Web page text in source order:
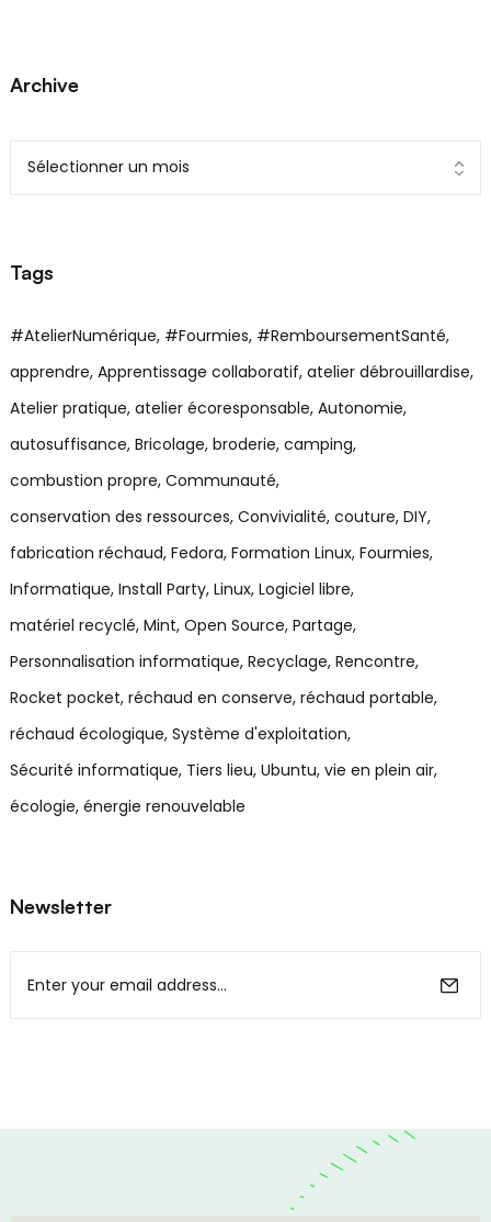
Archive
Tags
#AtelierNumérique #Fourmies #RemboursementSanté
apprendre Apprentissage collaboratif atelier débrouillardise
Atelier pratique atelier écoresponsable Autonomie
autosuffisance Bricolage broderie camping
combustion propre Communauté
conservation des ressources Convivialité couture DIY
fabrication réchaud Fedora Formation Linux Fourmies
Informatique Install Party Linux Logiciel libre
matériel recyclé Mint Open Source Partage
Personnalisation informatique Recyclage Rencontre
Rocket pocket réchaud en conserve réchaud portable
réchaud écologique Système d'exploitation
Sécurité informatique Tiers lieu Ubuntu vie en plein air
écologie énergie renouvelable
Newsletter